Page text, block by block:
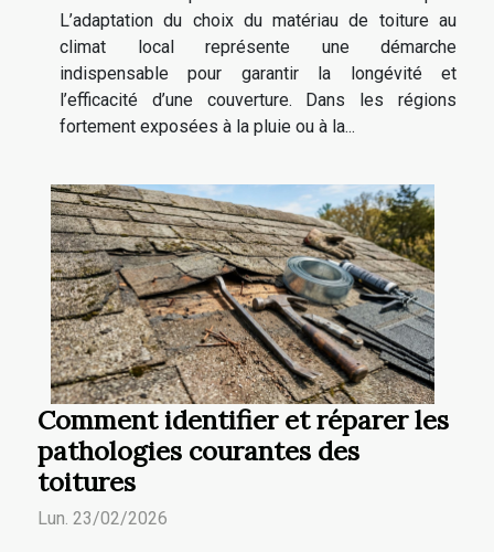
L’adaptation du choix du matériau de toiture au
climat local représente une démarche
indispensable pour garantir la longévité et
l’efficacité d’une couverture. Dans les régions
fortement exposées à la pluie ou à la...
Comment identifier et réparer les
pathologies courantes des
toitures
Lun. 23/02/2026